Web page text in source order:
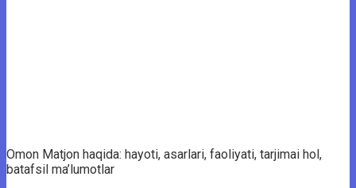
Omon Matjon haqida: hayoti, asarlari, faoliyati, tarjimai hol,
batafsil ma’lumotlar